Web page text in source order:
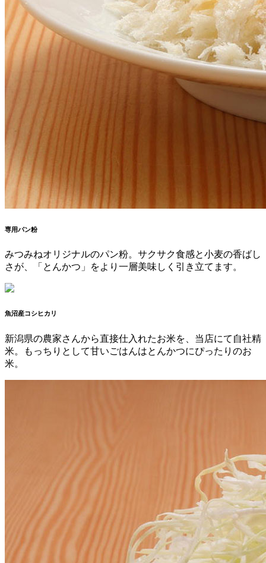
専用パン粉
みつみねオリジナルのパン粉。サクサク食感と小麦の香ばし
さが、「とんかつ」をより一層美味しく引き立てます。
魚沼産コシヒカリ
新潟県の農家さんから直接仕入れたお米を、当店にて自社精
米。もっちりとして甘いごはんはとんかつにぴったりのお
米。